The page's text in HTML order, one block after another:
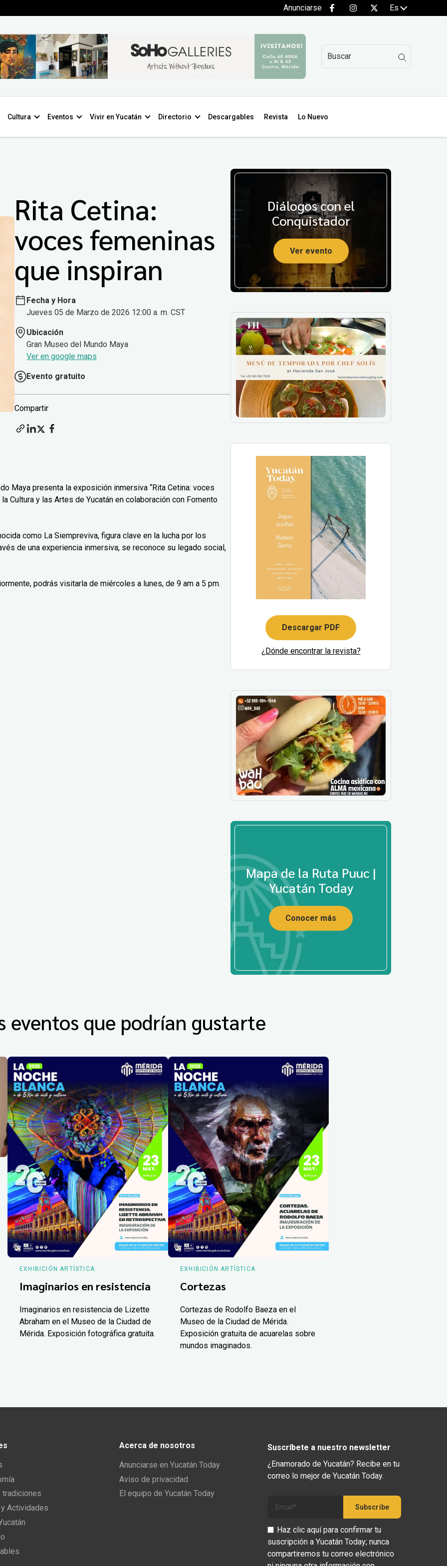
Anunciarse Es
Cultura Eventos Vivir en Yucatán Directorio Descargables Revista Lo Nuevo
Rita Cetina:
voces femeninas
que inspiran
Fecha y Hora
Jueves 05 de Marzo de 2026 12:00 a. m. CST
Ubicación
Gran Museo del Mundo Maya
Ver en google maps
Evento gratuito
Compartir
Maya presenta la exposición inmersiva “Rita Cetina: voces
Cultura y las Artes de Yucatán en colaboración con Fomento
como La Siempreviva, figura clave en la lucha por los
de una experiencia inmersiva, se reconoce su legado social,
podrás visitarla de miércoles a lunes, de 9 am a 5 pm.
Diálogos con el
Conquistador
Ver evento
Descargar PDF
¿Dónde encontrar la revista?
Mapa de la Ruta Puuc |
Yucatán Today
Conocer más
eventos que podrían gustarte
EXHIBICIÓN ARTÍSTICA
Imaginarios en resistencia
Imaginarios en resistencia de Lizette
Abraham en el Museo de la Ciudad de
Mérida. Exposición fotográfica gratuita.
EXHIBICIÓN ARTÍSTICA
Cortezas
Cortezas de Rodolfo Baeza en el
Museo de la Ciudad de Mérida.
Exposición gratuita de acuarelas sobre
mundos imaginados.
tradiciones
Actividades
Acerca de nosotros
Anunciarse en Yucatán Today
Aviso de privacidad
El equipo de Yucatán Today
Suscríbete a nuestro newsletter
¿Enamorado de Yucatán? Recibe en tu
correo lo mejor de Yucatán Today.
Haz clic aquí para confirmar tu
suscripción a Yucatán Today; nunca
compartiremos tu correo electrónico